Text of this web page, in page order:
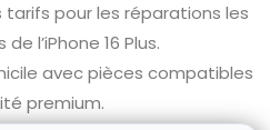
pour les réparations les
l’iPhone 16 Plus.
avec pièces compatibles
premium.